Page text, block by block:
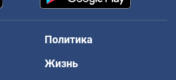
Политика
Жизнь